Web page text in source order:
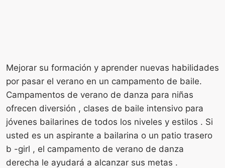
Mejorar su formación y aprender nuevas habilidades
por pasar el verano en un campamento de baile.
Campamentos de verano de danza para niñas
ofrecen diversión , clases de baile intensivo para
jóvenes bailarines de todos los niveles y estilos . Si
usted es un aspirante a bailarina o un patio trasero
b -girl , el campamento de verano de danza
derecha le ayudará a alcanzar sus metas .